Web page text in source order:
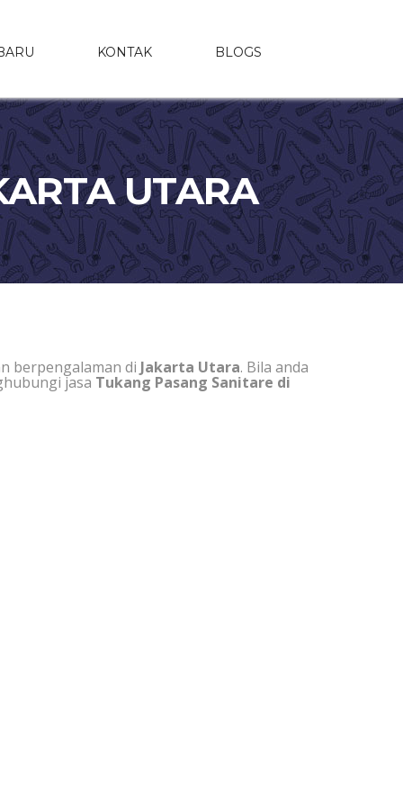
KONTAK BLOGS
UTARA
berpengalaman di Jakarta Utara. Bila anda
jasa Tukang Pasang Sanitare di